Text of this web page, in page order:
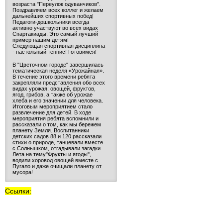
возраста "Переулок одуванчиков".
Поздравляем всех коллег и желаем
дальнейших спортивных побед!
Педагоги-дошкольники всегда
активно участвуют во всех видах
Спартакиады. Это самый лучший
пример нашим детям!
Следующая спортивная дисциплина
- настольный теннис! Готовимся!
В "Цветочном городе" завершилась
тематическая неделя «Урожайная».
В течение этого времени ребята
закрепляли представления обо всех
видах урожая: овощей, фруктов,
ягод, грибов, а также об урожае
хлеба и его значении для человека.
Итоговым мероприятием стало
развлечение для детей. В ходе
мероприятия ребята вспомнили и
рассказали о том, как мы бережем
планету Земля. Воспитанники
детских садов 88 и 120 рассказали
стихи о природе, танцевали вместе
с Солнышком, отгадывали загадки
Лета на тему"Фрукты и ягоды",
водили хоровод овощей вместе с
Пугало и даже очищали планету от
мусора!
Ссылки: